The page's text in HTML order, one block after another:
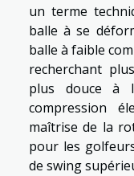
un terme
balle à se
balle à faible
recherchant
plus douce à
compression
maîtrise de la
pour les
de swing